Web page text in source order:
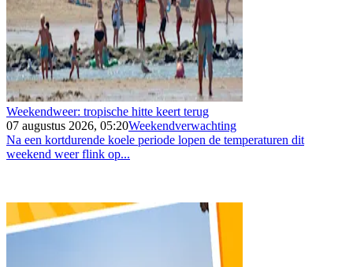
Weekendweer: tropische hitte keert terug
07 augustus 2026, 05:20Weekendverwachting
Na een kortdurende koele periode lopen de temperaturen dit
weekend weer flink op...